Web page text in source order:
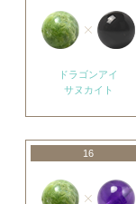
ドラゴンアイ
サヌカイト
16